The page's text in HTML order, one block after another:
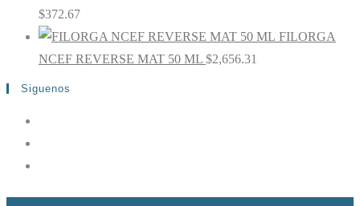
$372.67
FILORGA
NCEF REVERSE MAT 50 ML $2,656.31
Siguenos